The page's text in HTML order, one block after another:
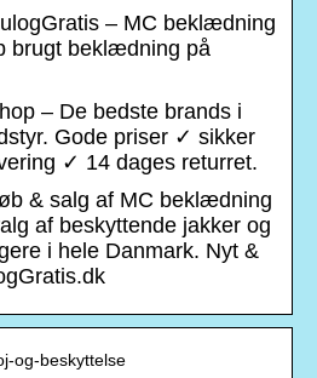
– MC beklædning
brugt beklædning på
– De bedste brands i
Gode priser ✓ sikker
✓ 14 dages returret.
& salg af MC beklædning
af beskyttende jakker og
i hele Danmark. Nyt &
og-beskyttelse